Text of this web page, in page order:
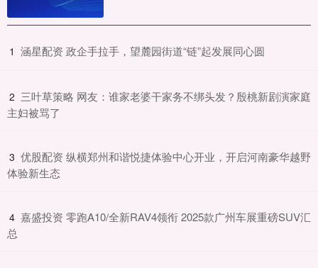
1 ​涵星配资 政企手拉手，望麓园街道“链”起发展同心圆
2 ​三叶草策略 网友：谁家老婆干家务不绑头发？殷桃新剧演家庭
主妇被骂了
3 ​优股配资 纵横郑州和谐悦捷体验中心开业，开启河南豪华越野
体验新生态
4 ​嘉盛投资 零跑A10/全新RAV4领衔 2025款广州车展重磅SUV汇
总